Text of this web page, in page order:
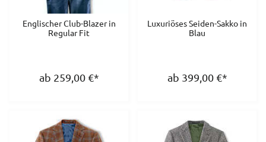
Englischer Club-Blazer in
Regular Fit
ab 259,00€*
Luxuriöses Seiden-Sakko in
Blau
ab 399,00€*